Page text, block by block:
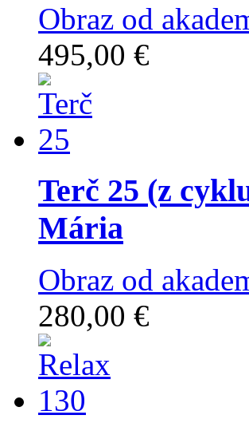
Obraz od
495,00 €
Terč 25 (z
Mária
Obraz od
280,00 €